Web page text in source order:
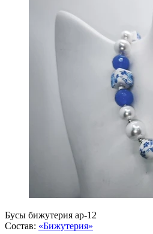
Бусы бижутерия ар-12
Состав: «Бижутерия»